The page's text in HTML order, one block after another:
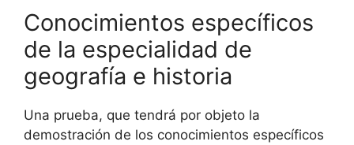
Conocimientos específicos
de la especialidad de
geografía e historia
Una prueba, que tendrá por objeto la
demostración de los conocimientos específicos